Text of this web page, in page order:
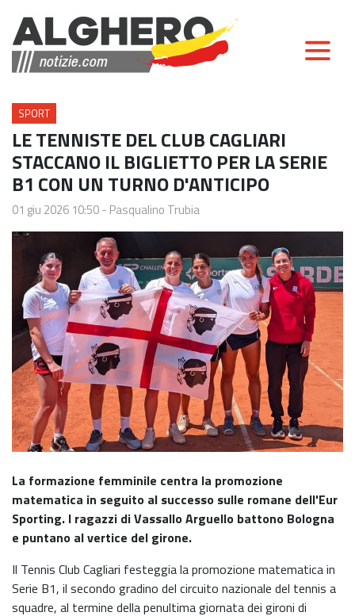
SPORT
LE TENNISTE DEL CLUB CAGLIARI
STACCANO IL BIGLIETTO PER LA SERIE
B1 CON UN TURNO D'ANTICIPO
01 giu 2026 10:50- Pasqualino Trubia
La formazione femminile centra la promozione
matematica in seguito al successo sulle romane dell'Eur
Sporting. I ragazzi di Vassallo Arguello battono Bologna
e puntano al vertice del girone.
Il Tennis Club Cagliari festeggia la promozione matematica in
Serie B1, il secondo gradino del circuito nazionale del tennis a
squadre, al termine della penultima giornata dei gironi di